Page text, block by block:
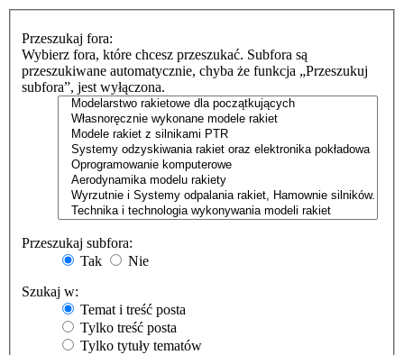
Przeszukaj fora:
Wybierz fora, które chcesz przeszukać. Subfora są
przeszukiwane automatycznie, chyba że funkcja „Przeszukuj
subfora”, jest wyłączona.
Przeszukaj subfora:
Tak
Nie
Szukaj w:
Temat i treść posta
Tylko treść posta
Tylko tytuły tematów